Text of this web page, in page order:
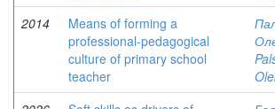
2014
Means of forming a
professional-pedagogical
culture of primary school
teacher